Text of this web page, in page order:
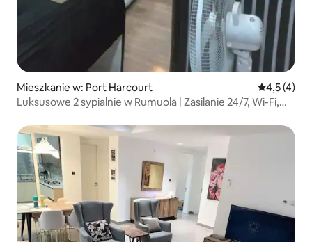
Mieszkanie w: Port Harcourt Średnia
4,5 (4)
Luksusowe 2 sypialnie w Rumuola | Zasilanie 24/7, Wi-Fi,